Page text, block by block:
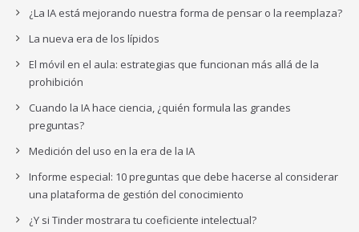
¿La IA está mejorando nuestra forma de pensar o la reemplaza?
La nueva era de los lípidos
El móvil en el aula: estrategias que funcionan más allá de la
prohibición
Cuando la IA hace ciencia, ¿quién formula las grandes
preguntas?
Medición del uso en la era de la IA
Informe especial: 10 preguntas que debe hacerse al considerar
una plataforma de gestión del conocimiento
¿Y si Tinder mostrara tu coeficiente intelectual?